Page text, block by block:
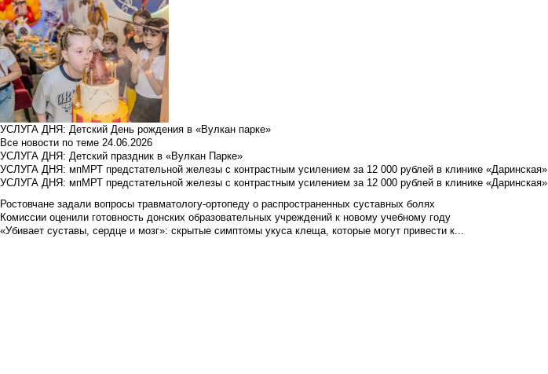
УСЛУГА ДНЯ: Детский День рождения в «Вулкан парке»
Все новости по теме 24.06.2026
УСЛУГА ДНЯ: Детский праздник в «Вулкан Парке»
УСЛУГА ДНЯ: мпМРТ предстательной железы с контрастным усилением за 12 000 рублей в клинике «Даринская»
УСЛУГА ДНЯ: мпМРТ предстательной железы с контрастным усилением за 12 000 рублей в клинике «Даринская»
Ростовчане задали вопросы травматологу-ортопеду о распространенных суставных болях
Комиссии оценили готовность донских образовательных учреждений к новому учебному году
«Убивает суставы, сердце и мозг»: скрытые симптомы укуса клеща, которые могут привести к...